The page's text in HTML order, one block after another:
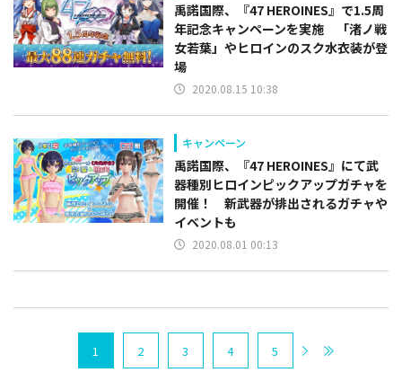
禹諾国際、『47 HEROINES』で1.5周
年記念キャンペーンを実施 「渚ノ戦
女若葉」やヒロインのスク水衣装が登
場
2020.08.15 10:38
キャンペーン
禹諾国際、『47 HEROINES』にて武
器種別ヒロインピックアップガチャを
開催！ 新武器が排出されるガチャや
イベントも
2020.08.01 00:13
1 2 3 4 5